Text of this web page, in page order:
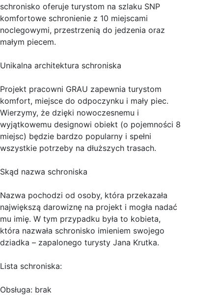
schronisko oferuje turystom na szlaku SNP
komfortowe schronienie z 10 miejscami
noclegowymi, przestrzenią do jedzenia oraz
małym piecem.
Unikalna architektura schroniska
Projekt pracowni GRAU zapewnia turystom
komfort, miejsce do odpoczynku i mały piec.
Wierzymy, że dzięki nowoczesnemu i
wyjątkowemu designowi obiekt (o pojemności 8
miejsc) będzie bardzo popularny i spełni
wszystkie potrzeby na dłuższych trasach.
Skąd nazwa schroniska
Nazwa pochodzi od osoby, która przekazała
największą darowiznę na projekt i mogła nadać
mu imię. W tym przypadku była to kobieta,
która nazwała schronisko imieniem swojego
dziadka – zapalonego turysty Jana Krutka.
Lista schroniska:
Obsługa: brak